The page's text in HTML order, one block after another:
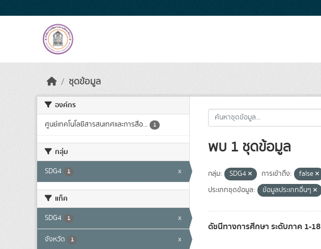
ชุดข้อมูล
องค์กร
ศูนย์เทคโนโลยีสารสนเทศและการสื่อ... 1
กลุ่ม
SDG4 1 x
แท็ค
SDG4 1 x
จังหวัด 1 x
พบ 1 ชุดข้อมูล
กลุ่ม: SDG4 การเข้าถึง: false
ประเภทชุดข้อมูล:
ข้อมูลประเภทอื่นๆ
ดัชนีทางการศึกษา ระดับภาค 1-18